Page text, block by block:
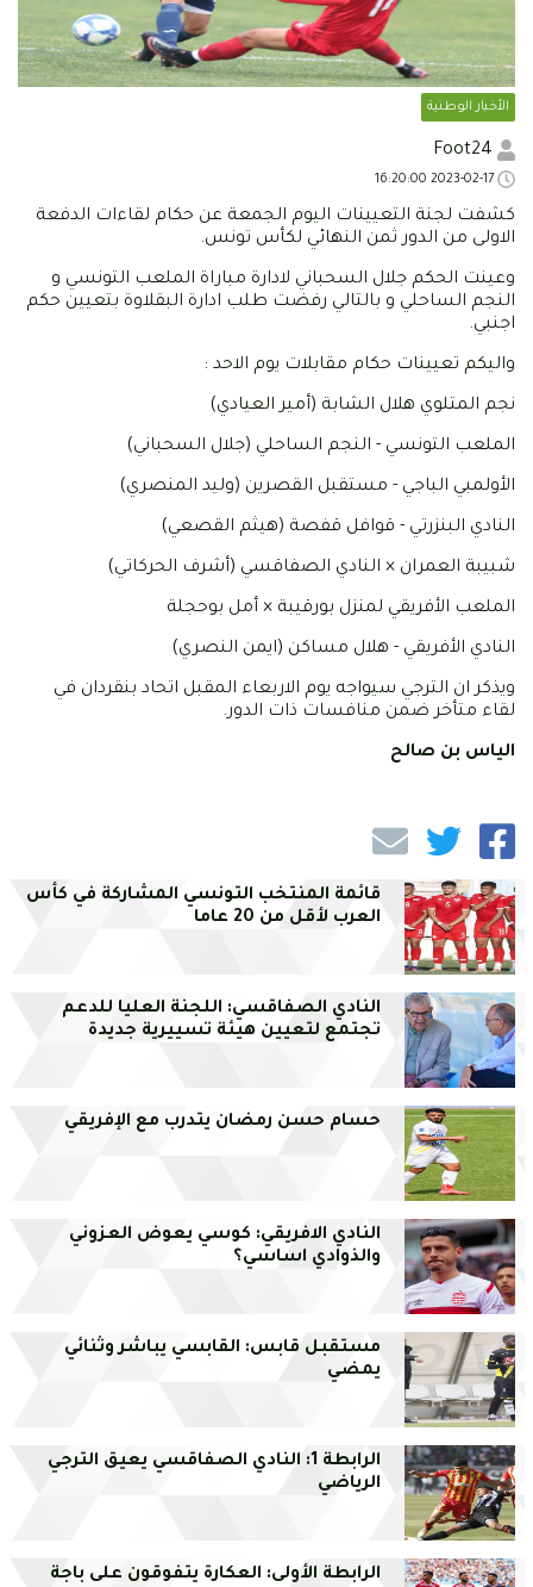
الأخبار الوطنية
كشفت لجنة التعيينات اليوم الجمعة عن حكام لقاءات الدفعة
الاولى من الدور ثمن النهائي لكأس تونس.
وعينت الحكم جلال السحباني لادارة مباراة الملعب التونسي و
النجم الساحلي و بالتالي رفضت طلب ادارة البقلاوة بتعيين حكم
اجنبي.
واليكم تعيينات حكام مقابلات يوم الاحد :
نجم المتلوي هلال الشابة (أمير العيادي)
الملعب التونسي - النجم الساحلي (جلال السحباني)
الأولمبي الباجي - مستقبل القصرين (وليد المنصري)
النادي البنزرتي - قوافل قفصة (هيثم القصعي)
شبيبة العمران × النادي الصفاقسي (أشرف الحركاتي)
الملعب الأفريقي لمنزل بورقيبة × أمل بوحجلة
النادي الأفريقي - هلال مساكن (ايمن النصري)
ويذكر ان الترجي سيواجه يوم الاربعاء المقبل اتحاد بنقردان في
لقاء متأخر ضمن منافسات ذات الدور.
الياس بن صالح
قائمة المنتخب التونسي المشاركة في كأس
العرب لأقل من 20 عاما
النادي الصفاقسي: اللجنة العليا للدعم
تجتمع لتعيين هيئة تسييرية جديدة
حسام حسن رمضان يتدرب مع الإفريقي
النادي الافريقي: كوسي يعوض العزوني
والذوادي اساسي؟
مستقبل قابس: القابسي يباشر وثنائي
يمضي
الرابطة 1: النادي الصفاقسي يعيق الترجي
الرياضي
الرابطة الأولى: العكارة يتفوقون على باجة